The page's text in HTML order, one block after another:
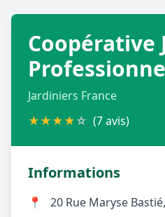
Retour
Coopérative
Jardiniers France
★★★★☆ (7 avis)
Informations
📍
20 Rue Maryse